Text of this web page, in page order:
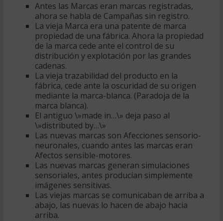
Antes las Marcas eran marcas registradas,
ahora se habla de Campañas sin registro.
La vieja Marca era una patente de marca
propiedad de una fábrica. Ahora la propiedad
de la marca cede ante el control de su
distribución y explotación por las grandes
cadenas.
La vieja trazabilidad del producto en la
fábrica, cede ante la oscuridad de su origen
mediante la marca-blanca. (Paradoja de la
marca blanca).
El antiguo \»made in…\» deja paso al
\»distributed by…\»
Las nuevas marcas son Afecciones sensorio-
neuronales, cuando antes las marcas eran
Afectos sensible-motores.
Las nuevas marcas generan simulaciones
sensoriales, antes producían simplemente
imágenes sensitivas.
Las viejas marcas se comunicaban de arriba a
abajo, las nuevas lo hacen de abajo hacia
arriba.